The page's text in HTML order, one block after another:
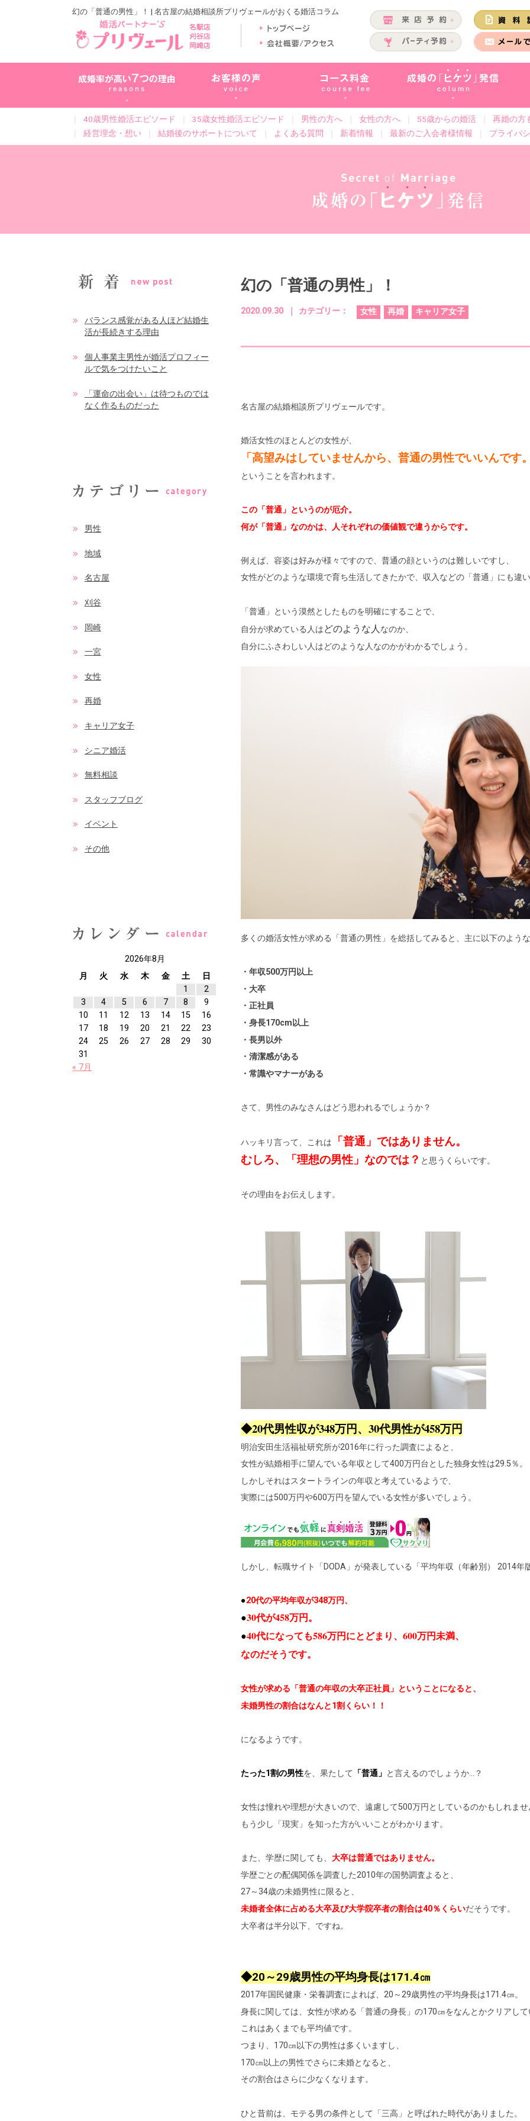
幻の「普通の男性」！ | 名古屋の結婚相談所プリヴェールがおくる婚活コラム
40歳男性婚活エピソード 35歳女性婚活エピソード 男性の方へ 女性の方へ 55歳からの婚活 再婚の方
経営理念・想い 結婚後のサポートについて よくある質問 新着情報 最新のご入会者様情報 プライバ
幻の「普通の男性」！
2020.09.30 ｜ カテゴリー： 女性 再婚 キャリア女子
名古屋の結婚相談所プリヴェールです。
婚活女性のほとんどの女性が、
「高望みはしていませんから、普通の男性でいいんです
ということを言われます。
この「普通」というのが厄介。
何が「普通」なのかは、人それぞれの価値観で違うからです。
例えば、容姿は好みが様々ですので、普通の顔というのは難しいですし、
女性がどのような環境で育ち生活してきたかで、収入などの「普通」にも違
「普通」という漠然としたものを明確にすることで、
自分が求めている人はどのような人なのか、
自分にふさわしい人はどのような人なのかがわかるでしょう。
多くの婚活女性が求める「普通の男性」を総括してみると、主に以下のよう
・年収500万円以上
・大卒
・正社員
・身長170cm以上
・長男以外
・清潔感がある
・常識やマナーがある
さて、男性のみなさんはどう思われるでしょうか？
ハッキリ言って、これは
「普通」ではありません。
むしろ、「理想の男性」なのでは？ と思うくらいです。
その理由をお伝えします。
◆20代男性収が348万円、30代男性が458万円
明治安田生活福祉研究所が2016年に行った調査によると、
女性が結婚相手に望んでいる年収として400万円台とした独身女性は29.5％。
しかしそれはスタートラインの年収と考えているようで、
実際には500万円や600万円を望んでいる女性が多いでしょう。
しかし、転職サイト「DODA」が発表している「平均年収（年齢別） 2014年
●20代の平均年収が348万円、
●30代が458万円。
●40代になっても586万円にとどまり、600万円未満、
なのだそうです。
女性が求める「普通の年収の大卒正社員」ということになると、
未婚男性の割合はなんと1割くらい！！
になるようです。
たった1割の男性を、果たして 「普通」 と言えるのでしょうか…？
女性は憧れや理想が大きいので、遠慮して500万円としているのかもしれま
もう少し「現実」を知った方がいいことがわかります。
また、学歴に関しても、 大卒は普通ではありません。
学歴ごとの配偶関係を調査した2010年の国勢調査よると、
27～34歳の未婚男性に限ると、
未婚者全体に占める大卒及び大学院卒者の割合は40％くらいだそうです。
大卒者は半分以下、ですね。
◆20～29歳男性の平均身長は171.4㎝
2017年国民健康・栄養調査によれば、20～29歳男性の平均身長は171.4㎝。
身長に関しては、女性が求める「普通の身長」の170㎝をなんとかクリアし
これはあくまでも平均値です。
つまり、170㎝以下の男性は多くいますし、
170㎝以上の男性でさらに未婚となると、
その割合はさらに少なくなります。
ひと昔前は、モテる男の条件として「三高」と呼ばれた時代がありました。
バランス感覚がある人ほど結婚生
活が長続きする理由
個人事業主男性が婚活プロフィー
ルで気をつけたいこと
「運命の出会い」は待つものでは
なく作るものだった
男性
地域
名古屋
刈谷
岡崎
一宮
女性
再婚
キャリア女子
シニア婚活
無料相談
スタッフブログ
イベント
その他
2026年8月
月
火 水 木 金 土
日
1
2
3
4 5 6 7 8
9
10
11 12 13 14 15
16
17
18 19 20 21 22
23
24
25 26 27 28 29
30
31
« 7月